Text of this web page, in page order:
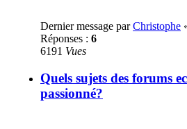
Dernier message parChristophe
Réponses : 6
6191 Vues
Quels sujets des forums
passionné?